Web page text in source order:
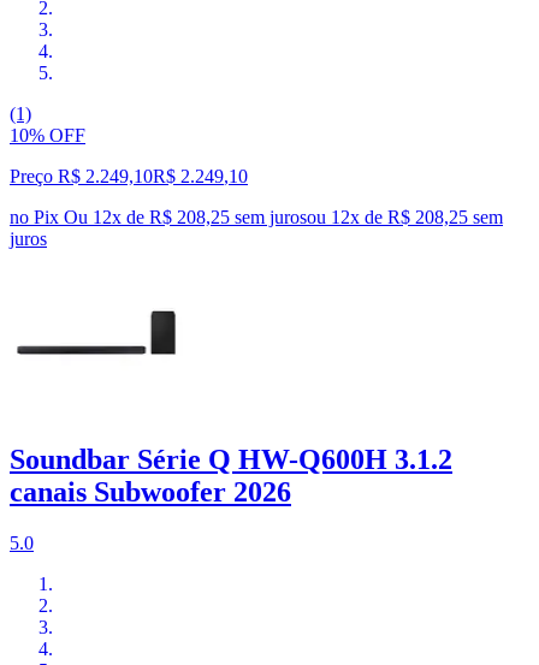
(1)
10% OFF
Preço R$ 2.249,10R$ 2.249,10
no Pix Ou 12x de R$ 208,25 sem jurosou 12x de R$ 208,25 sem
juros
Soundbar Série Q HW-Q600H 3.1.2
canais Subwoofer 2026
5.0